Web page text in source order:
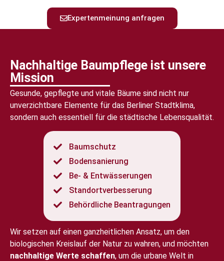
Expertenmeinung anfragen
Nachhaltige Baumpflege ist unsere
Mission
Gesunde, gepflegte und vitale Bäume sind nicht nur
unverzichtbare Elemente für das Berliner Stadtklima,
sondern auch essentiell für die städtische Lebensqualität.
Baumschutz
Bodensanierung
Be- & Entwässerungen
Standortverbesserung
Behördliche Beantragungen
Wir setzen auf einen ganzheitlichen Ansatz, um den
biologischen Kreislauf der Natur zu wahren, und möchten
nachhaltige Werte schaffen, um die urbane Welt in